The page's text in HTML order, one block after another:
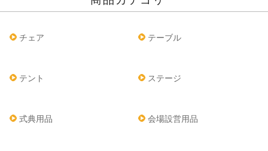
チェア テーブル
テント ステージ
式典用品 会場設営用品